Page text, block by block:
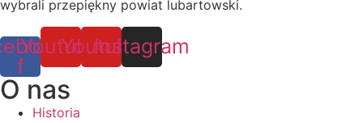
wybrali przepiękny powiat lubartowski.
f
YoutubeYoutube
Instagram
O nas
Historia